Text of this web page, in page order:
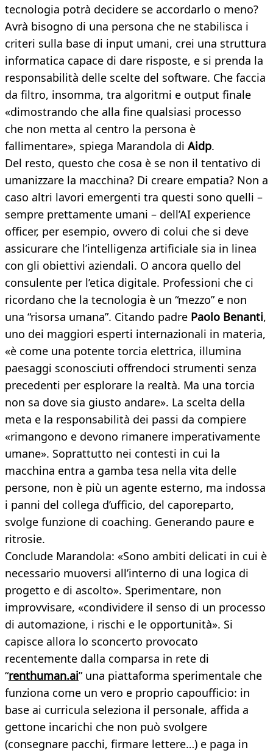
tecnologia potrà decidere se accordarlo o meno?
Avrà bisogno di una persona che ne stabilisca i
criteri sulla base di input umani, crei una struttura
informatica capace di dare risposte, e si prenda la
responsabilità delle scelte del software. Che faccia
da filtro, insomma, tra algoritmi e output finale
«dimostrando che alla fine qualsiasi processo
che non metta al centro la persona è
fallimentare», spiega Marandola di Aidp.
Del resto, questo che cosa è se non il tentativo di
umanizzare la macchina? Di creare empatia? Non a
caso altri lavori emergenti tra questi sono quelli –
sempre prettamente umani – dell’AI experience
officer, per esempio, ovvero di colui che si deve
assicurare che l’intelligenza artificiale sia in linea
con gli obiettivi aziendali. O ancora quello del
consulente per l’etica digitale. Professioni che ci
ricordano che la tecnologia è un “mezzo” e non
una “risorsa umana”. Citando padre Paolo Benanti,
uno dei maggiori esperti internazionali in materia,
«è come una potente torcia elettrica, illumina
paesaggi sconosciuti offrendoci strumenti senza
precedenti per esplorare la realtà. Ma una torcia
non sa dove sia giusto andare». La scelta della
meta e la responsabilità dei passi da compiere
«rimangono e devono rimanere imperativamente
umane». Soprattutto nei contesti in cui la
macchina entra a gamba tesa nella vita delle
persone, non è più un agente esterno, ma indossa
i panni del collega d’ufficio, del caporeparto,
svolge funzione di coaching. Generando paure e
ritrosie.
Conclude Marandola: «Sono ambiti delicati in cui è
necessario muoversi all’interno di una logica di
progetto e di ascolto». Sperimentare, non
improvvisare, «condividere il senso di un processo
di automazione, i rischi e le opportunità». Si
capisce allora lo sconcerto provocato
recentemente dalla comparsa in rete di
“renthuman.ai” una piattaforma sperimentale che
funziona come un vero e proprio capoufficio: in
base ai curricula seleziona il personale, affida a
gettone incarichi che non può svolgere
(consegnare pacchi, firmare lettere…) e paga in